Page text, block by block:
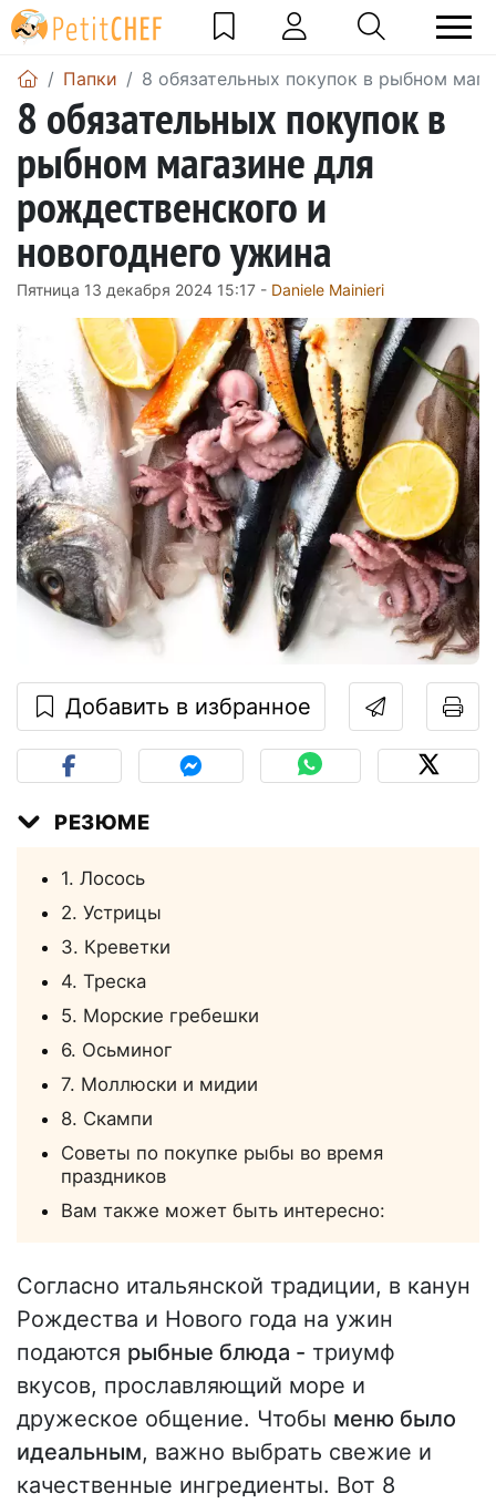
Папки 8 обязательных покупок в рыбном
8 обязательных покупок в
рыбном магазине для
рождественского и
новогоднего ужина
Пятница 13 декабря 2024 15:17 - Daniele Mainieri
Добавить в избранное
РЕЗЮМЕ
1. Лосось
2. Устрицы
3. Креветки
4. Треска
5. Морские гребешки
6. Осьминог
7. Моллюски и мидии
8. Скампи
Советы по покупке рыбы во время
праздников
Вам также может быть интересно:
Согласно итальянской традиции, в канун
Рождества и Нового года на ужин
подаются рыбные блюда - триумф
вкусов, прославляющий море и
дружеское общение. Чтобы меню было
идеальным, важно выбрать свежие и
качественные ингредиенты. Вот 8